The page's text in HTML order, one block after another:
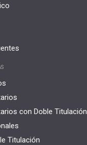
con Doble Titulación
Titulación